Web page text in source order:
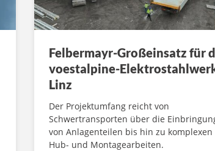
Felbermayr-Großeinsatz für
voestalpine-
Linz
Der Projektumfang reicht von
Schwertransporten über die
von Anlagenteilen bis hin zu komplexen
Hub- und Montagearbeiten.